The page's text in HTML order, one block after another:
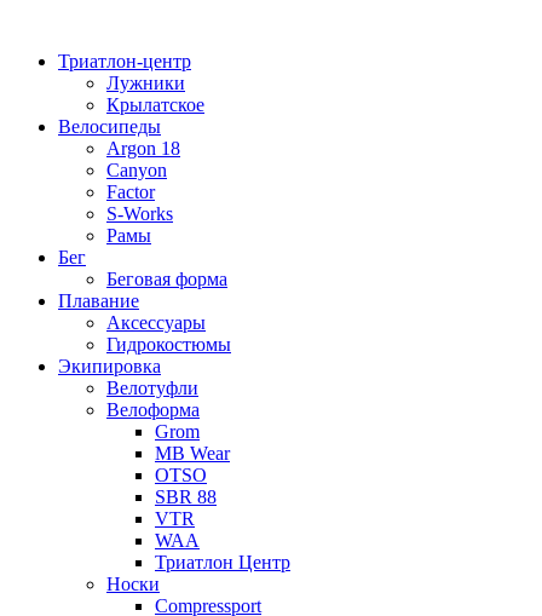
содержимому
Триатлон-центр
Лужники
Крылатское
Велосипеды
Argon 18
Canyon
Factor
S-Works
Рамы
Бег
Беговая форма
Плавание
Аксессуары
Гидрокостюмы
Экипировка
Велотуфли
Велоформа
Grom
MB Wear
OTSO
SBR 88
VTR
WAA
Триатлон Центр
Носки
Compressport